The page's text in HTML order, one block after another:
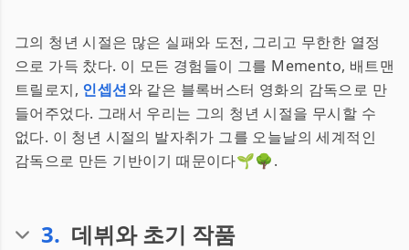
그의 청년 시절은 많은 실패와 도전, 그리고 무한한 열정
으로 가득 찼다. 이 모든 경험들이 그를 Memento, 배트맨
트릴로지, 인셉션와 같은 블록버스터 영화의 감독으로 만
들어주었다. 그래서 우리는 그의 청년 시절을 무시할 수
없다. 이 청년 시절의 발자취가 그를 오늘날의 세계적인
감독으로 만든 기반이기 때문이다🌱🌳.
3. 데뷔와 초기 작품